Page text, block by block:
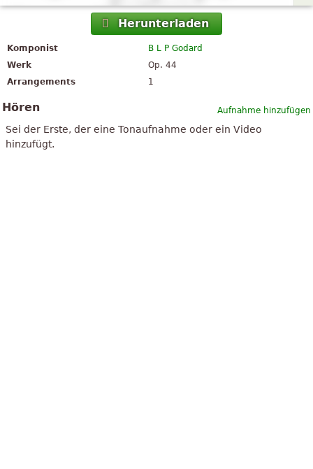
Herunterladen
Komponist
B L P Godard
Werk
Op. 44
Arrangements
1
Aufnahme hinzufügen
Hören
Sei der Erste, der eine Tonaufnahme oder ein Video
hinzufügt.